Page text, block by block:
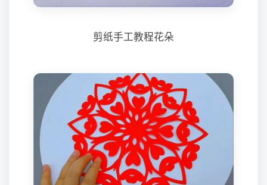
剪纸手工教程花朵